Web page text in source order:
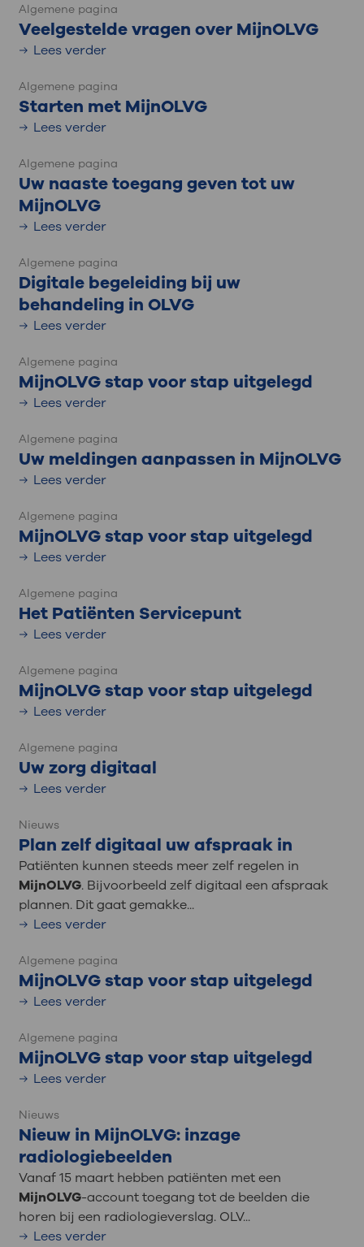
Algemene pagina
Veelgestelde vragen over MijnOLVG
Lees verder
Algemene pagina
Starten met MijnOLVG
Lees verder
Algemene pagina
Uw naaste toegang geven tot uw
MijnOLVG
Lees verder
Algemene pagina
Digitale begeleiding bij uw
behandeling in OLVG
Lees verder
Algemene pagina
MijnOLVG stap voor stap uitgelegd
Lees verder
Algemene pagina
Uw meldingen aanpassen in MijnOLVG
Lees verder
Algemene pagina
MijnOLVG stap voor stap uitgelegd
Lees verder
Algemene pagina
Het Patiënten Servicepunt
Lees verder
Algemene pagina
MijnOLVG stap voor stap uitgelegd
Lees verder
Algemene pagina
Uw zorg digitaal
Lees verder
Nieuws
Plan zelf digitaal uw afspraak in
Patiënten kunnen steeds meer zelf regelen in
MijnOLVG. Bijvoorbeeld zelf digitaal een afspraak
plannen. Dit gaat gemakke...
Lees verder
Algemene pagina
MijnOLVG stap voor stap uitgelegd
Lees verder
Algemene pagina
MijnOLVG stap voor stap uitgelegd
Lees verder
Nieuws
Nieuw in MijnOLVG: inzage
radiologiebeelden
Vanaf 15 maart hebben patiënten met een
MijnOLVG-account toegang tot de beelden die
horen bij een radiologieverslag. OLV...
Lees verder